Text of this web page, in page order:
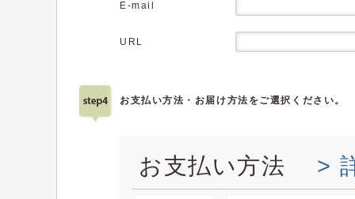
E-mail
URL
お支払い方法・お届け方法をご選択ください。
お支払い方法 >